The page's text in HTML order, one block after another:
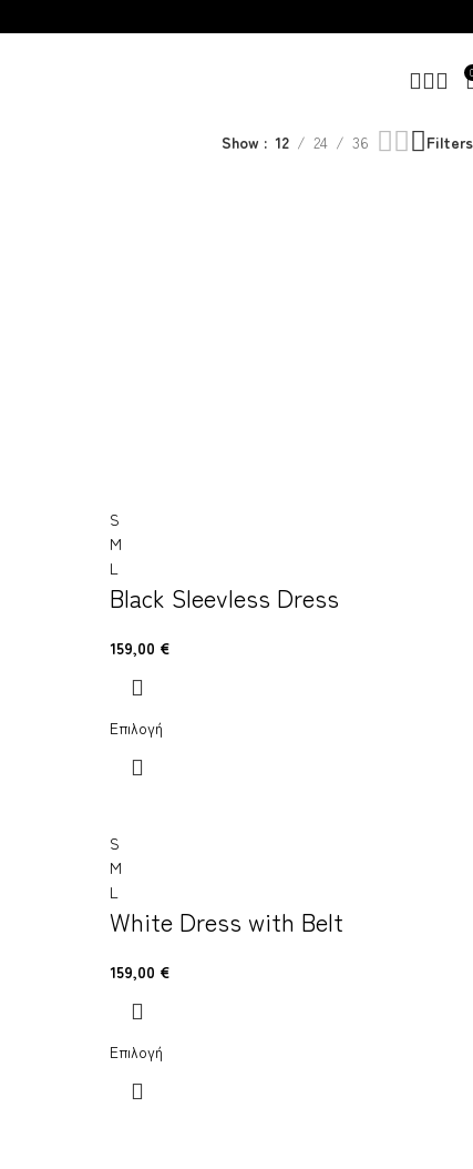
0
Show 12 24 36 Filters
S
M
L
Black Sleevless Dress
159,00 €
Επιλογή
S
M
L
White Dress with Belt
159,00 €
Επιλογή